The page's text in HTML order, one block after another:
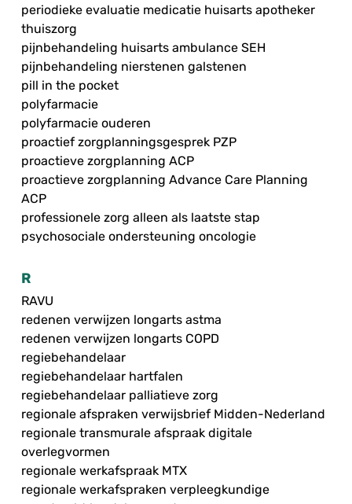
periodieke evaluatie medicatie huisarts apotheker
thuiszorg
pijnbehandeling huisarts ambulance SEH
pijnbehandeling nierstenen galstenen
pill in the pocket
polyfarmacie
polyfarmacie ouderen
proactief zorgplanningsgesprek PZP
proactieve zorgplanning ACP
proactieve zorgplanning Advance Care Planning
ACP
professionele zorg alleen als laatste stap
psychosociale ondersteuning oncologie
R
RAVU
redenen verwijzen longarts astma
redenen verwijzen longarts COPD
regiebehandelaar
regiebehandelaar hartfalen
regiebehandelaar palliatieve zorg
regionale afspraken verwijsbrief Midden-Nederland
regionale transmurale afspraak digitale
overlegvormen
regionale werkafspraak MTX
regionale werkafspraken verpleegkundige